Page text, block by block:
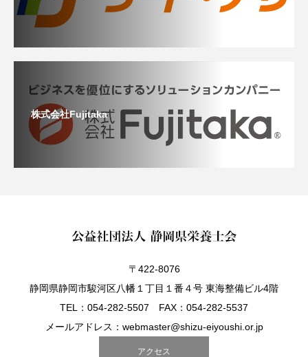
株式会社Fujitaka
〒422-8076
静岡県静岡市駿河区八幡１丁目１番４号 東海整備ビル4階
TEL：054-282-5507 FAX：054-282-5537
メールアドレス：webmaster@shizu-eiyoushi.or.jp
アクセス